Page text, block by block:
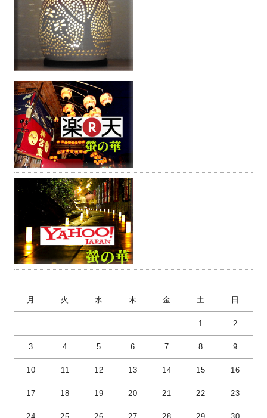
月 火 水 木 金 土 日
1 2
3 4 5 6 7 8 9
10 11 12 13 14 15 16
17 18 19 20 21 22 23